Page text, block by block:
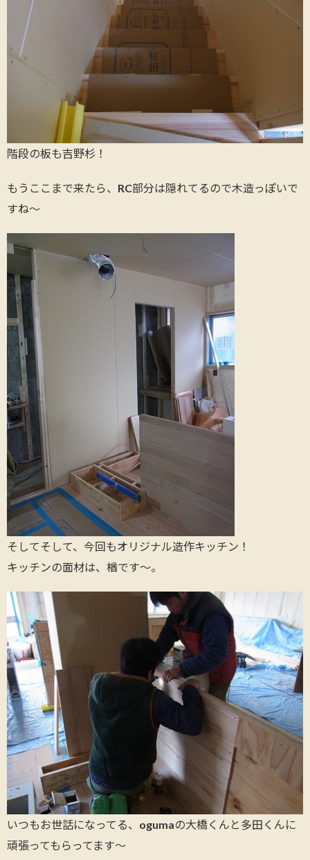
階段の板も吉野杉！
もうここまで来たら、RC部分は隠れてるので木造っぽいで
すね～
そしてそして、今回もオリジナル造作キッチン！
キッチンの面材は、楢です～。
いつもお世話になってる、ogumaの大橋くんと多田くんに
頑張ってもらってます～